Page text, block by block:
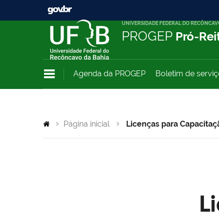
UNIVERSIDADE FEDERAL DO
PROGEP Pró-
Agenda da PROGEP Boletim de
Página inicial Licenças para